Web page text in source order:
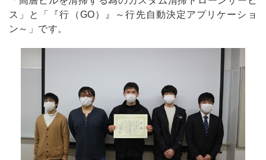
ス」と「『行（GO）』～行先自動決定アプリケーショ
ン～」です。